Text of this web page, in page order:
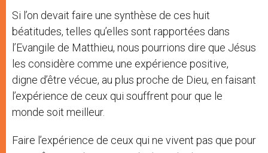
Si l’on devait faire une synthèse de ces huit
béatitudes, telles qu’elles sont rapportées dans
l’Evangile de Matthieu, nous pourrions dire que Jésus
les considère comme une expérience positive,
digne d’être vécue, au plus proche de Dieu, en faisant
l’expérience de ceux qui souffrent pour que le
monde soit meilleur.
Faire l’expérience de ceux qui ne vivent pas que pour